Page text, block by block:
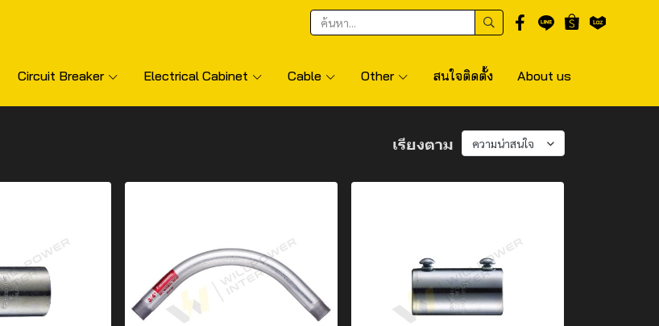
Circuit Breaker Electrical Cabinet Cable Other สนใจติดตั้ง About us
เรียงตาม ความน่าสนใจ